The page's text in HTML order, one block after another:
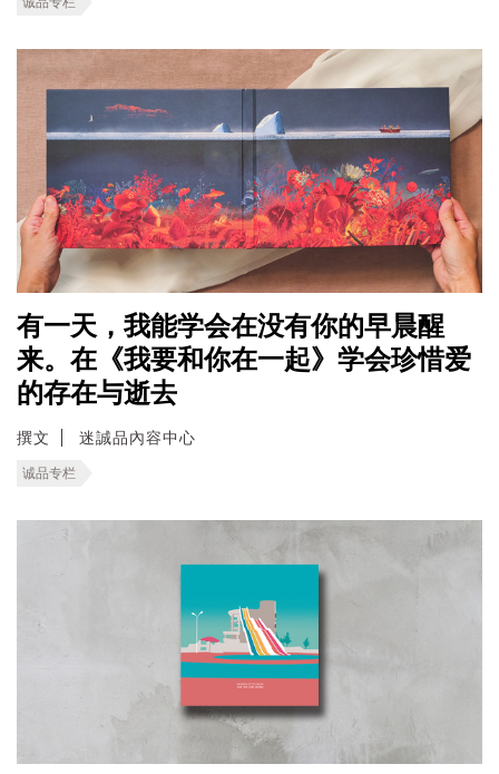
有一天，我能学会在没有你的早晨醒
来。在《我要和你在一起》学会珍惜爱
的存在与逝去
撰文 迷誠品內容中心
诚品专栏